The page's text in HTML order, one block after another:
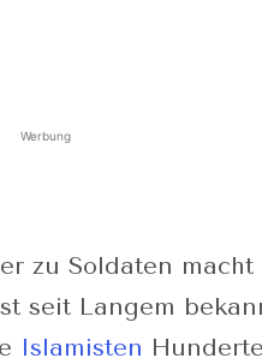
Werbung
zu Soldaten
seit Langem
Islamisten Hunderte